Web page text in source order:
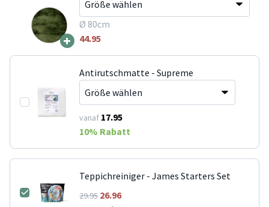
+
Ø 80cm
44.95
Antirutschmatte - Supreme
vanaf 17.95
10% Rabatt
Teppichreiniger - James Starters Set
29.9526.96